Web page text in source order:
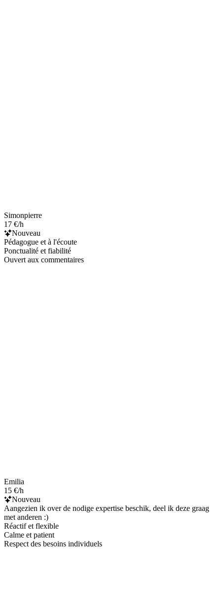
Simonpierre
17 €/h
Nouveau
Pédagogue et à l'écoute
Ponctualité et fiabilité
Ouvert aux commentaires
Emilia
15 €/h
Nouveau
Aangezien ik over de nodige expertise beschik, deel ik deze graag
met anderen :)
Réactif et flexible
Calme et patient
Respect des besoins individuels